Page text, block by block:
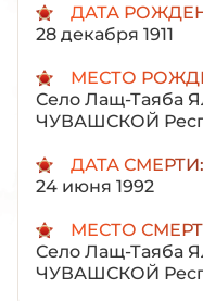
ДАТА
28 декабря 1911
МЕСТО
Село Лащ-Таяба
ЧУВАШСКОЙ
ДАТА СМЕРТИ:
24 июня 1992
МЕСТО
Село Лащ-Таяба
ЧУВАШСКОЙ